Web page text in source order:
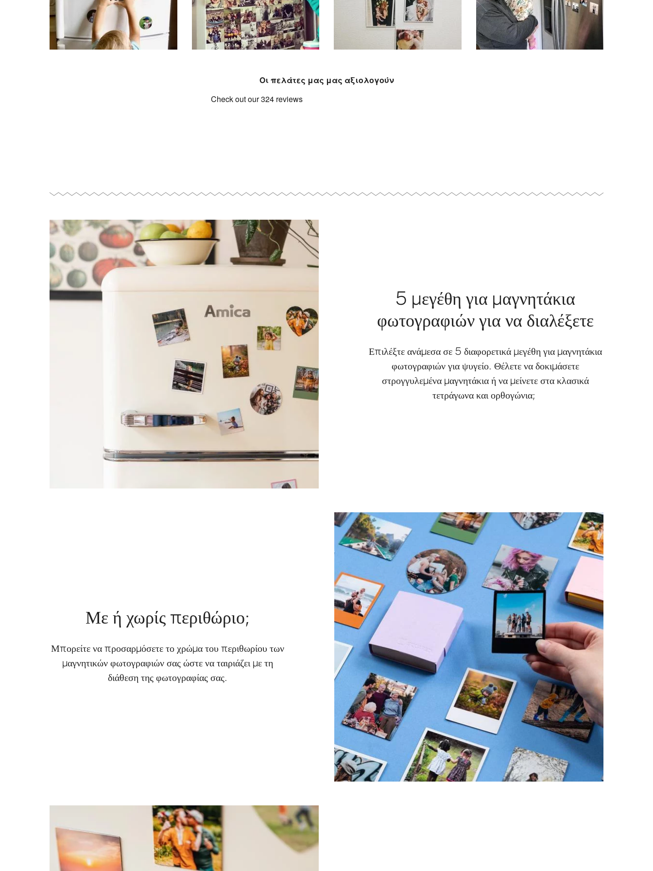
@smallsmallworldnewzealand: I take
1000000 photos of my children on my
phone, and we never ever print them
@courtney.marquez: Printed photos
have always been important to me but
especially since being a mom they
@mommakoyle: Sundays are family
days in our house. We do our best to
spend quality time together and have
Οι πελάτες μας μας αξιολογούν
5 μεγέθη για μαγνητάκια
φωτογραφιών για να διαλέξετε
Επιλέξτε ανάμεσα σε 5 διαφορετικά μεγέθη για μαγνητάκια
φωτογραφιών για ψυγείο. Θέλετε να δοκιμάσετε
στρογγυλεμένα μαγνητάκια ή να μείνετε στα κλασικά
τετράγωνα και ορθογώνια;
Με ή χωρίς περιθώριο;
Μπορείτε να προσαρμόσετε το χρώμα του περιθωρίου των
μαγνητικών φωτογραφιών σας ώστε να ταιριάζει με τη
διάθεση της φωτογραφίας σας.